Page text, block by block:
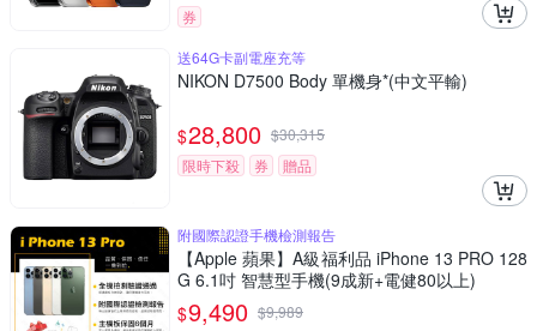
券
送64G卡副電座充等
NIKON D7500 Body 單機身*(中文平輸)
$28,800 $30,315
限時下殺
券 贈品
附國際認證手機檢測報告
【Apple 蘋果】A級福利品 iPhone 13 PRO 128
G 6.1吋 智慧型手機(9成新+電健80以上)
$9,490 $9,989